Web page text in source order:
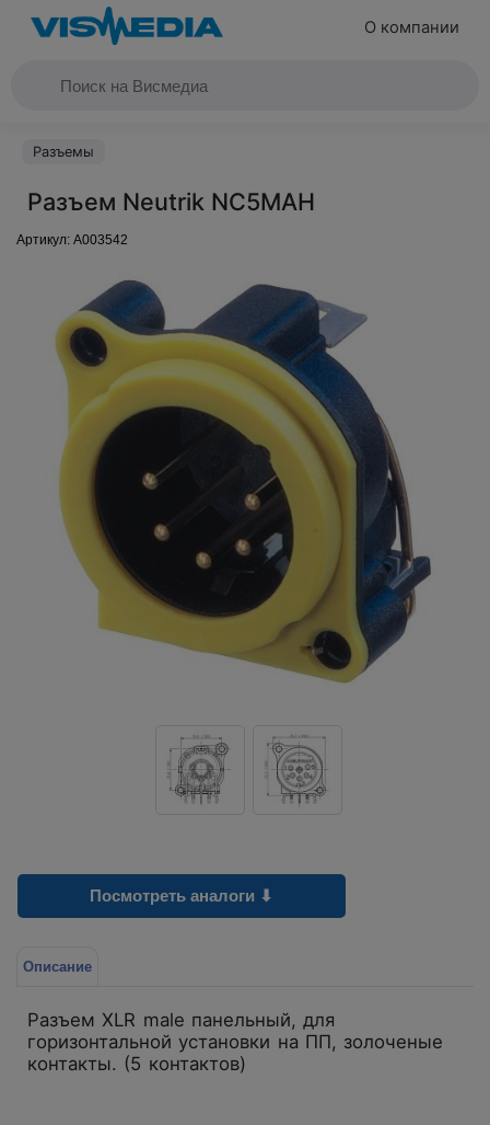
О компании
Разъемы
Разъем Neutrik NC5MAH
Артикул: A003542
Посмотреть аналоги ⬇
Описание
Разъем XLR male панельный, для
горизонтальной установки на ПП, золоченые
контакты. (5 контактов)